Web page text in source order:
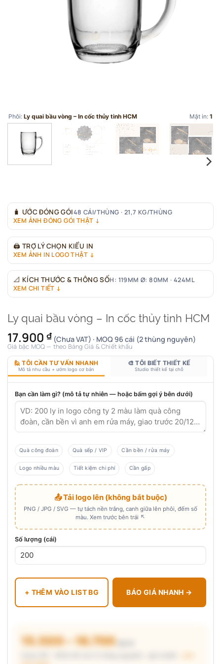
Phôi: Ly quai bầu vòng – In cốc thủy tinh HCM Mặt in: 1
🧳 ƯỚC ĐÓNG GÓI48 CÁI/THÙNG · 21,7 KG/THÙNG
XEM ẢNH ĐÓNG GÓI THẬT ↓
🖨 TRỢ LÝ CHỌN KIỂU IN
XEM ẢNH IN LOGO THẬT ↓
📐 KÍCH THƯỚC & THÔNG SỐH: 119MM Ø: 80MM · 424ML
XEM CHI TIẾT ↓
Ly quai bầu vòng – In cốc thủy tinh HCM
17.900 ₫ (Chưa VAT) · MOQ 96 cái (2 thùng nguyên)
Giá bậc MOQ — theo Bảng Giá & Chiết khấu
🙋 TÔI CẦN TƯ VẤN NHANH
Mô tả nhu cầu + ướm logo cơ bản
🎨 TÔI BIẾT THIẾT KẾ
Studio thiết kế tại chỗ
Bạn cần làm gì? (mô tả tự nhiên — hoặc bấm gợi ý bên dưới)
Quà công đoàn Quà sếp / VIP Cần bền / rửa máy
Logo nhiều màu Tiết kiệm chi phí Cần gấp
📤 Tải logo lên (không bắt buộc)
PNG / JPG / SVG — tự tách nền trắng, canh giữa lên phôi, đếm số
màu. Xem trước bên trái ↖
Số lượng (cái)
+ THÊM VÀO LIST BG BÁO GIÁ NHANH →
15.500 – 16.700